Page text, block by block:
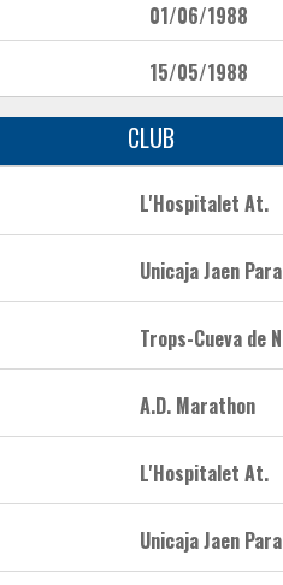
01/06/1988
15/05/1988
CLUB
L'Hospitalet At.
Unicaja Jaen
Trops-Cueva de
A.D. Marathon
L'Hospitalet At.
Unicaja Jaen